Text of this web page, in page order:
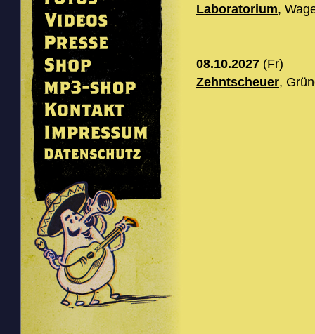
Laboratorium,
08.10.2027 (Fr)
Zehntscheuer,